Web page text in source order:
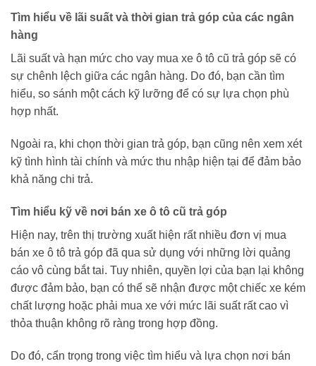
Tìm hiểu về lãi suất và thời gian trả góp của các ngân
hàng
Lãi suất và hạn mức cho vay mua xe ô tô cũ trả góp sẽ có
sự chênh lệch giữa các ngân hàng. Do đó, bạn cần tìm
hiểu, so sánh một cách kỹ lưỡng để có sự lựa chọn phù
hợp nhất.
Ngoài ra, khi chọn thời gian trả góp, bạn cũng nên xem xét
kỹ tình hình tài chính và mức thu nhập hiện tại để đảm bảo
khả năng chi trả.
Tìm hiểu kỹ về nơi bán xe ô tô cũ trả góp
Hiện nay, trên thị trường xuất hiện rất nhiều đơn vị mua
bán xe ô tô trả góp đã qua sử dụng với những lời quảng
cáo vô cùng bắt tai. Tuy nhiên, quyền lợi của bạn lại không
được đảm bảo, bạn có thể sẽ nhận được một chiếc xe kém
chất lượng hoặc phải mua xe với mức lãi suất rất cao vì
thỏa thuận không rõ ràng trong hợp đồng.
Do đó, cẩn trọng trong việc tìm hiểu và lựa chọn nơi bán